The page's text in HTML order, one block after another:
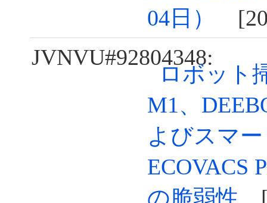
04日）
JVNVU#92804348:
ロボット
M1、
よびスマ
ECOVACS
の脆弱性